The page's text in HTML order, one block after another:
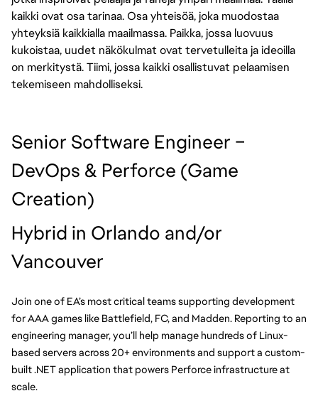
kaikki ovat osa tarinaa. Osa yhteisöä, joka muodostaa
yhteyksiä kaikkialla maailmassa. Paikka, jossa luovuus
kukoistaa, uudet näkökulmat ovat tervetulleita ja ideoilla
on merkitystä. Tiimi, jossa kaikki osallistuvat pelaamisen
tekemiseen mahdolliseksi.
Senior Software Engineer –
DevOps & Perforce (Game
Creation)
Hybrid in Orlando and/or
Vancouver
Join one of EA’s most critical teams supporting development
for AAA games like Battlefield, FC, and Madden. Reporting to an
engineering manager, you’ll help manage hundreds of Linux-
based servers across 20+ environments and support a custom-
built .NET application that powers Perforce infrastructure at
scale.